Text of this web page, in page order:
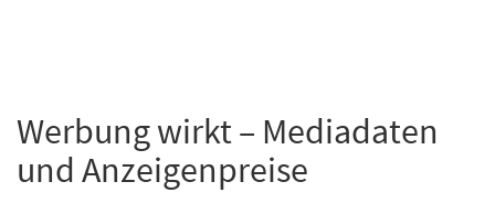
Werbung wirkt – Mediadaten
und Anzeigenpreise